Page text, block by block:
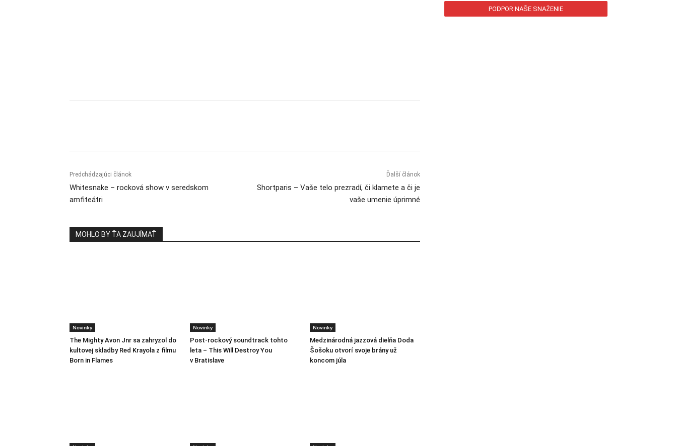
Predchádzajúci článok
Whitesnake – rocková show v seredskom
amfiteátri
Ďalší článok
Shortparis – Vaše telo prezradí, či klamete a či je
vaše umenie úprimné
MOHLO BY ŤA ZAUJÍMAŤ
Novinky
The Mighty Avon Jnr sa zahryzol do
kultovej skladby Red Krayola z filmu
Born in Flames
Novinky
Post-rockový soundtrack tohto
leta – This Will Destroy You
v Bratislave
Novinky
Medzinárodná jazzová dielňa Doda
Šošoku otvorí svoje brány už
koncom júla
PODPOR NAŠE SNAŽENIE